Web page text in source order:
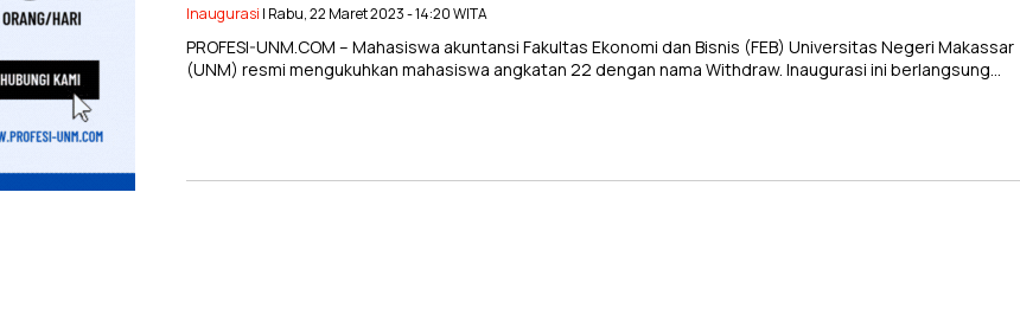
Inaugurasi | Rabu, 22 Maret 2023 - 14:20 WITA
PROFESI-UNM.COM – Mahasiswa akuntansi Fakultas Ekonomi dan Bisnis (FEB) Universitas Negeri Makassar
(UNM) resmi mengukuhkan mahasiswa angkatan 22 dengan nama Withdraw. Inaugurasi ini berlangsung…